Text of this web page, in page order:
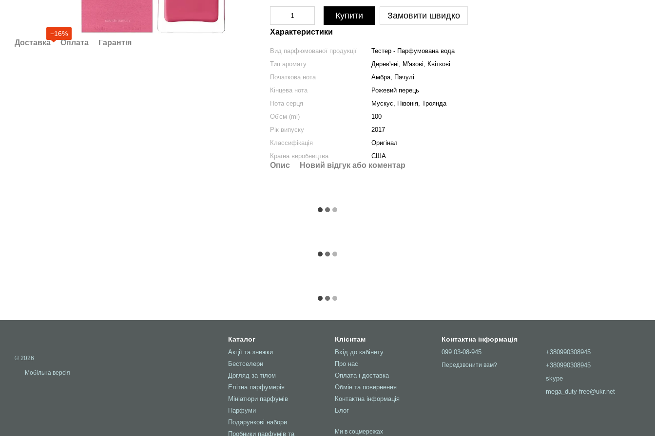
−16%
Доставка Оплата Гарантія
Купити Замовити швидко
Характеристики
Вид парфюмованої продукції
Тестер - Парфумована вода
Тип аромату
Дерев'яні, М'язові, Квіткові
Початкова нота
Амбра, Пачулі
Кінцева нота
Рожевий перець
Нота серця
Мускус, Півонія, Троянда
Об'єм (ml)
100
Рік випуску
2017
Классифікація
Оригінал
Країна виробництва
США
Опис Новий відгук або коментар
© 2026
Мобільна версія
Каталог
Акції та знижки
Бестселери
Догляд за тілом
Елітна парфумерія
Мініатюри парфумів
Парфуми
Подарункові набори
Пробники парфумів та
Клієнтам
Вхід до кабінету
Про нас
Оплата і доставка
Обмін та повернення
Контактна інформація
Блог
Ми в соцмережах
Контактна інформація
099 03-08-945
Передзвонити вам?
+380990308945
+380990308945
skype
mega_duty-free@ukr.net